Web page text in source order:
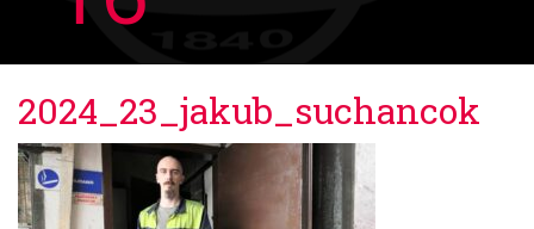
2024_23_jakub_suchancok